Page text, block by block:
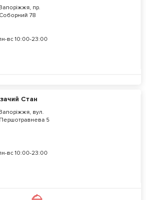
пр.
Соборний 78
вс 10:00-23:00
Стан
вул.
Першотравнева 5
вс 10:00-23:00